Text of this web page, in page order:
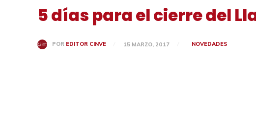
5 días para el cierre del
POR EDITOR CINVE 15 MARZO, 2017 NOVEDADES